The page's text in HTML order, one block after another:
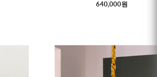
640,000원